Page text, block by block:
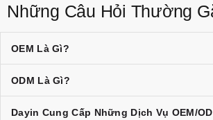
Những Câu Hỏi Thường
OEM Là Gì?
ODM Là Gì?
Dayin Cung Cấp Những Dịch Vụ OEM/